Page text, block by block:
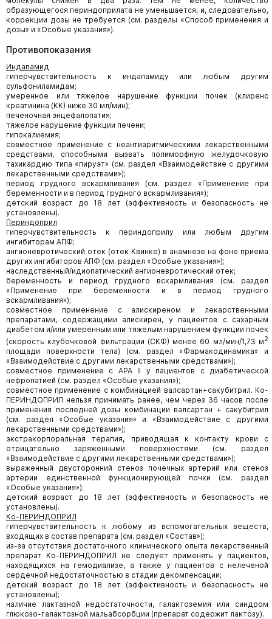
образующегося периндоприлата не уменьшается, и, следовательно,
коррекции дозы не требуется (см. разделы «Способ применения и
дозы» и «Особые указания»).
Противопоказания
Индапамид
гиперчувствительность к индапамиду или любым другим
сульфониламидам;
умеренное или тяжелое нарушение функции почек (клиренс
креатинина (КК) ниже 30 мл/мин);
печеночная энцефалопатия;
тяжелое нарушение функции печени;
гипокалиемия;
совместное применение с неантиаритмическими лекарственными
средствами, способными вызвать полиморфную желудочковую
тахикардию типа «пируэт» (см. раздел «Взаимодействие с другими
лекарственными средствами»);
период грудного вскармливания (см. раздел «Применение при
беременности и в период грудного вскармливания»);
детский возраст до 18 лет (эффективность и безопасность не
установлены).
Периндоприл
гиперчувствительность к периндоприлу или любым другим
ингибиторам АПФ;
ангионевротический отек (отек Квинке) в анамнезе на фоне приема
других ингибиторов АПФ (см. раздел «Особые указания»);
наследственный/идиопатический ангионевротический отек;
беременность и период грудного вскармливания (см. раздел
«Применение при беременности и в период грудного
вскармливания»);
совместное применение с алискиреном и лекарственными
препаратами, содержащими алискирен, у пациентов с сахарным
диабетом и/или умеренным или тяжелым нарушением функции почек
(скорость клубочковой фильтрации (СКФ) менее 60 мл/мин/1,73 м2
площади поверхности тела) (см. раздел «Фармакодинамика» и
«Взаимодействие с другими лекарственными средствами»);
совместное применение с АРА II у пациентов с диабетической
нефропатией (см. раздел «Особые указания»);
совместное применение с комбинацией валсартан+сакубитрил. Ко-
ПЕРИНДОПРИЛ нельзя принимать ранее, чем через 36 часов после
применения последней дозы комбинации валсартан + сакубитрил
(см. раздел «Особые указания» и «Взаимодействие с другими
лекарственными средствами»);
экстракорпоральная терапия, приводящая к контакту крови с
отрицательно заряженными поверхностями (см. раздел
«Взаимодействие с другими лекарственными средствами»);
выраженный двусторонний стеноз почечных артерий или стеноз
артерии единственной функционирующей почки (см. раздел
«Особые указания»);
детский возраст до 18 лет (эффективность и безопасность не
установлены).
Ко-ПЕРИНДОПРИЛ
гиперчувствительность к любому из вспомогательных веществ,
входящих в состав препарата (см. раздел «Состав»);
из-за отсутствия достаточного клинического опыта лекарственный
препарат Ко-ПЕРИНДОПРИЛ не следует применять у пациентов,
находящихся на гемодиализе, а также у пациентов с нелеченой
сердечной недостаточностью в стадии декомпенсации;
детский возраст до 18 лет (эффективность и безопасность не
установлены);
наличие лактазной недостаточности, галактоземия или синдром
глюкозо-галактозной мальабсорбции (препарат содержит лактозу).